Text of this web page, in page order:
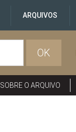
ARQUIVOS
OK
SOBRE O ARQUIVO